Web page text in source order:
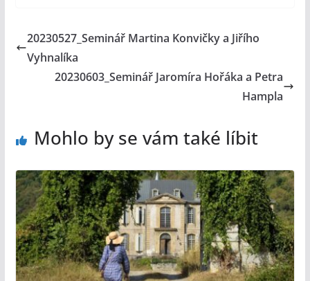
20230527_Seminář Martina Konvičky a Jiřího
Vyhnalíka
20230603_Seminář Jaromíra Hořáka a Petra
Hampla
Mohlo by se vám také líbit